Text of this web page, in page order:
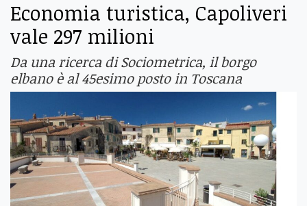
Economia turistica, Capoliveri
vale 297 milioni
Da una ricerca di Sociometrica, il borgo
elbano è al 45esimo posto in Toscana